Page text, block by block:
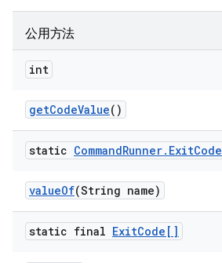
公用方法
int
getCodeValue()
static CommandRunner. ExitCode
valueOf(String name)
static final ExitCode[]